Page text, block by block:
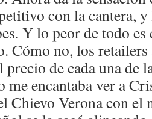
con la cantera,
Y lo peor de todo es
Cómo no, los
precio de cada una de
me encantaba ver a
Chievo Verona con el